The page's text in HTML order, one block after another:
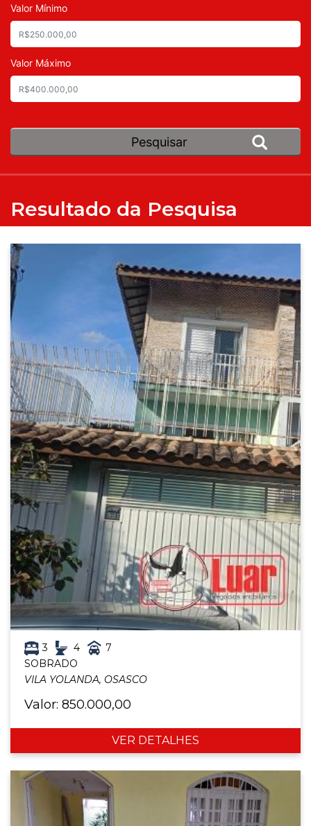
Valor Mínimo
Valor Máximo
Resultado da Pesquisa
3 4
7
SOBRADO
VILA YOLANDA, OSASCO
Valor: 850.000,00
VER DETALHES